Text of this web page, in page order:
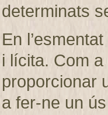
determinats
En
i lícita. Com a
proporcionar
a fer-ne un